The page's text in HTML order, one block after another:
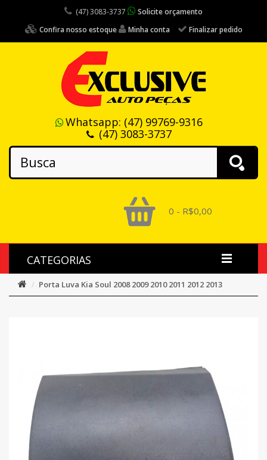
(47) 3083-3737
Solicite orçamento
Confira nosso estoque
Minha conta Finalizar pedido
Whatsapp: (47) 99769-9316
(47) 3083-3737
0 - R$0,00
CATEGORIAS
Porta Luva Kia Soul 2008 2009 2010 2011 2012 2013